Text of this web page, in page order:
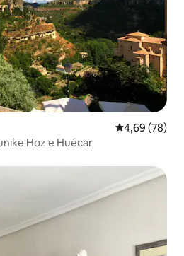
Vlerësimi
4,69 (78)
Hoz e Huécar